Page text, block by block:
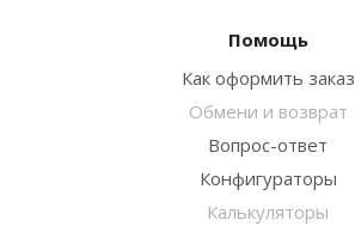
Помощь
Как оформить заказ
Обмени и возврат
Вопрос-ответ
Конфигураторы
Калькуляторы